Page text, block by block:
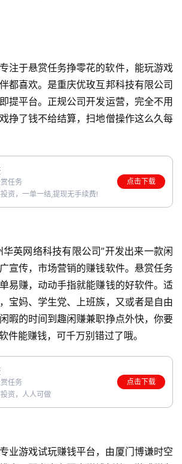
注于悬赏任务挣零花的软件，能玩游戏
都喜欢。是重庆优玫互邦科技有限公司
提平台。正规公司开发运营，完全不用
挣了钱不给结算，扫地僧操作这么久每
任务
资，一单一结,提现无手续费!
点击下载
华英网络科技有限公司”开发出来一款闲
宣传，市场营销的赚钱软件。悬赏任务
易赚，动动手指就能赚钱的好软件。适
宝妈、学生党、上班族，又或者是自由
暇的时间到趣闲赚兼职挣点外快，你要
件能赚钱，可千万别错过了哦。
任务
资，人人可做
点击下载
业游戏试玩赚钱平台，由厦门博谦时空